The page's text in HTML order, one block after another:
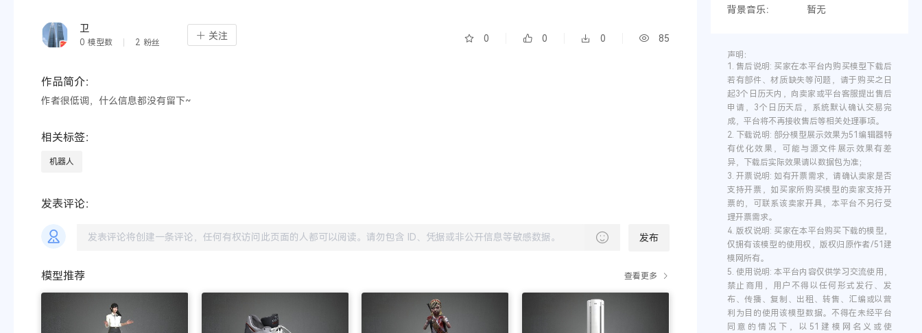
卫
0 模型数 2 粉丝
关注 0 0 0 85
作品简介：
作者很低调，什么信息都没有留下~
相关标签：
机器人
发表评论：
发布
模型推荐 查看更多
背景音乐： 暂无
声明：
1.售后说明: 买家在本平台内购买模型下载后
若有部件、材质缺失等问题，请于购买之日
起3个日历天内，向卖家或平台客服提出售后
申请，3个日历天后，系统默认确认交易完
成，平台将不再接收售后等相关处理事项。
2.
下载说明: 部分模型展示效果为51编辑器特
有优化效果，可能与源文件展示效果有差
异，下载后实际效果请以数据包为准；
3.开票说明: 如有开票需求，请确认卖家是否
支持开票，如买家所购买模型的卖家支持开
票的，可联系该卖家开具，本平台不另行受
理开票需求。
4.版权说明: 买家在本平台购买下载的模型，
仅拥有该模型的使用权，版权归原作者/51建
模网所有。
5.使用说明: 本平台内容仅供学习交流使用，
禁止商用，用户不得以任何形式发行、发
布、传播、复制、出租、转售、汇编或以营
利为目的使用该模型数据。不得在未经平台
同意的情况下，以51建模网名义或使